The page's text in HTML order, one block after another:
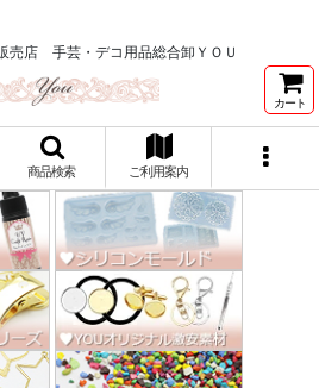
売店 手芸・デコ用品総合卸ＹＯＵ
カート
商品検索 ご利用案内